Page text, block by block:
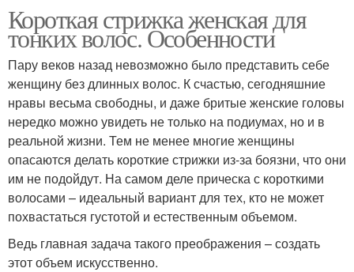
Короткая стрижка женская для
тонких волос. Особенности
Пару веков назад невозможно было представить себе
женщину без длинных волос. К счастью, сегодняшние
нравы весьма свободны, и даже бритые женские головы
нередко можно увидеть не только на подиумах, но и в
реальной жизни. Тем не менее многие женщины
опасаются делать короткие стрижки из-за боязни, что они
им не подойдут. На самом деле прическа с короткими
волосами – идеальный вариант для тех, кто не может
похвастаться густотой и естественным объемом.
Ведь главная задача такого преображения – создать
этот объем искусственно.